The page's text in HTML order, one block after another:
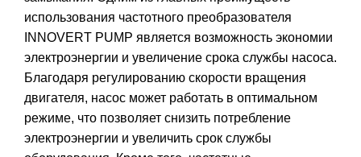
использования частотного преобразователя
INNOVERT PUMP является возможность экономии
электроэнергии и увеличение срока службы насоса.
Благодаря регулированию скорости вращения
двигателя, насос может работать в оптимальном
режиме, что позволяет снизить потребление
электроэнергии и увеличить срок службы